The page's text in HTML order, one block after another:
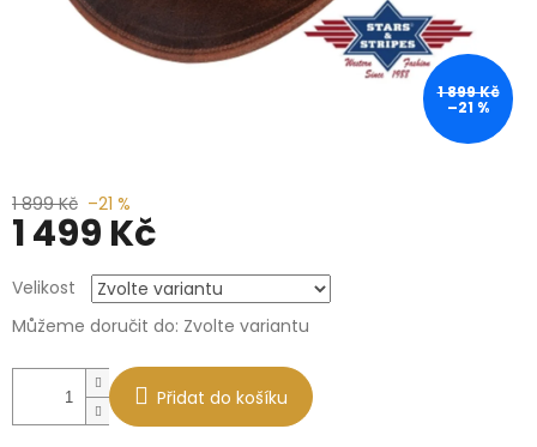
1 899 Kč
–21 %
1 899 Kč –21 %
1 499 Kč
cena:
Velikost
Můžeme doručit do: Zvolte variantu
Přidat do košíku